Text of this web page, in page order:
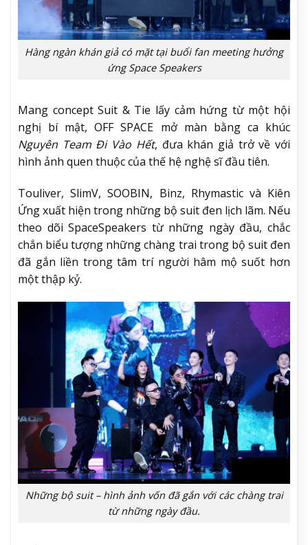
Hàng ngàn khán giả có mặt tại buổi fan meeting hưởng
ứng Space Speakers
Mang concept Suit & Tie lấy cảm hứng từ một hội
nghị bí mật, OFF SPACE mở màn bằng ca khúc
Nguyên Team Đi Vào Hết, đưa khán giả trở về với
hình ảnh quen thuộc của thế hệ nghệ sĩ đầu tiên.
Touliver, SlimV, SOOBIN, Binz, Rhymastic và Kiên
Ứng xuất hiện trong những bộ suit đen lịch lãm. Nếu
theo dõi SpaceSpeakers từ những ngày đầu, chắc
chắn biểu tượng những chàng trai trong bộ suit đen
đã gắn liền trong tâm trí người hâm mộ suốt hơn
một thập kỷ.
Những bộ suit – hình ảnh vốn đã gắn với các chàng trai
từ những ngày đầu.